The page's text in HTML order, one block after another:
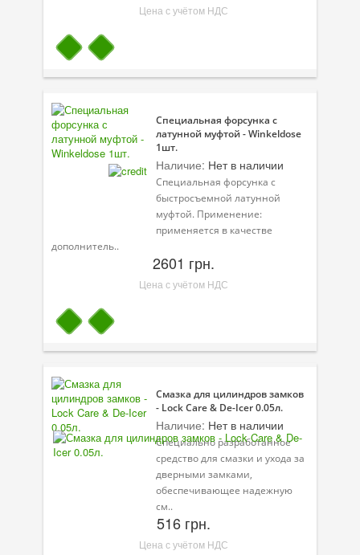
Цена с учётом НДС
Специальная форсунка с
латунной муфтой - Winkeldose
1шт.
Наличие: Нет в наличии
Специальная форсунка с
быстросъемной латунной
муфтой. Применение:
применяется в качестве
дополнитель..
2601 грн.
Цена с учётом НДС
Смазка для цилиндров замков
- Lock Care & De-Icer 0.05л.
Наличие: Нет в наличии
Специально разработанное
средство для смазки и ухода за
дверными замками,
обеспечивающее надежную
см..
516 грн.
Цена с учётом НДС